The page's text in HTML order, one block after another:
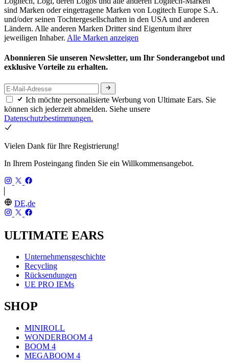
sind Marken oder eingetragene Marken von Logitech Europe S.A.
und/oder seinen Tochtergesellschaften in den USA und anderen
Ländern. Alle anderen Marken Dritter sind Eigentum ihrer
jeweiligen Inhaber. Alle Marken anzeigen
Abonnieren Sie unseren Newsletter, um Ihr Sonderangebot und
exklusive Vorteile zu erhalten.
Ich möchte personalisierte Werbung von Ultimate Ears. Sie
können sich jederzeit abmelden. Siehe unsere
Datenschutzbestimmungen.
Vielen Dank für Ihre Registrierung!
In Ihrem Posteingang finden Sie ein Willkommensangebot.
DE,de
ULTIMATE EARS
Unternehmensgeschichte
Recycling
Rücksendungen
UE PRO IEMs
SHOP
MINIROLL
WONDERBOOM 4
BOOM 4
MEGABOOM 4